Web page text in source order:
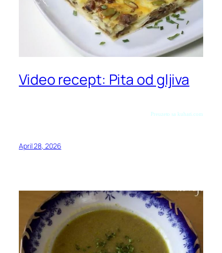
Video recept: Pita od gljiva
Preuzeto sa kuhari.com
April 28, 2026